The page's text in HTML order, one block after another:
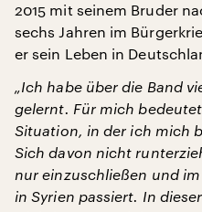
2015 mit seinem Bruder
sechs Jahren im
er sein Leben in
„Ich habe über die Band
gelernt. Für mich
Situation, in der ich mich
Sich davon nicht
nur einzuschließen und
in Syrien passiert. In